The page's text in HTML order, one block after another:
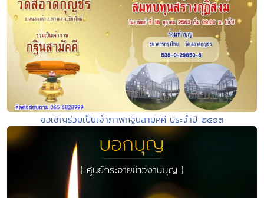
ขอเชิญร่วมเป็นเจ้าภาพกฐินสามัคคี ประจำปี ๒๕๖๓